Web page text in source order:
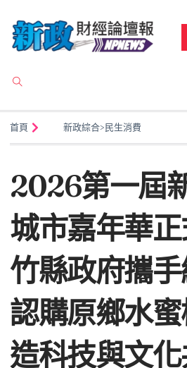
首頁 新政綜合>民生消費
2026第一屆
城市嘉年華
竹縣政府攜
認購原鄉水
造科技與文